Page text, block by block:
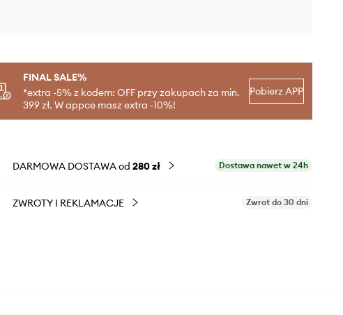
FINAL SALE%
*extra -5% z kodem: OFF przy zakupach za min.
399 zł. W appce masz extra -10%!
Pobierz APP
DARMOWA DOSTAWA od 280 zł Dostawa nawet w 24h
ZWROTY I REKLAMACJE Zwrot do 30 dni